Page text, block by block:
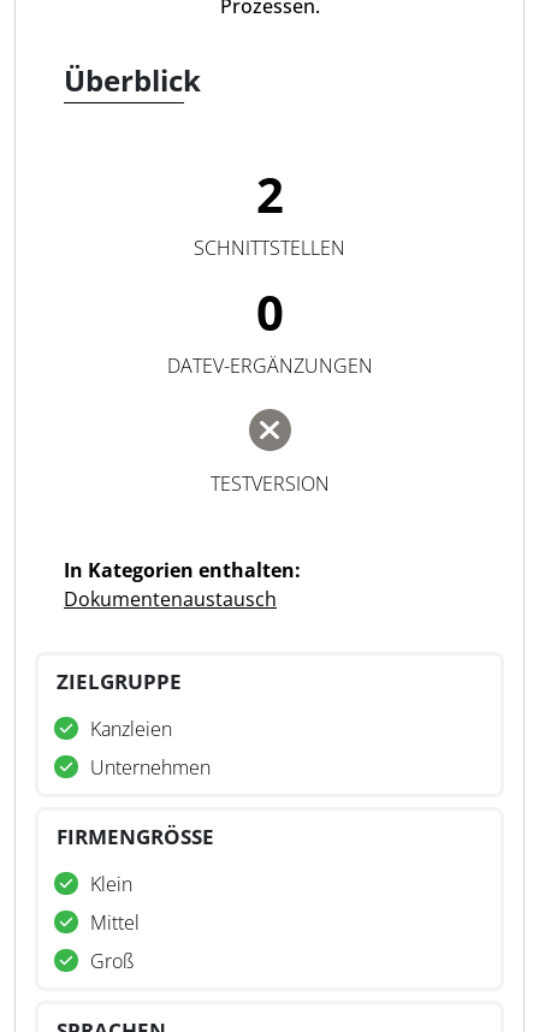
Prozessen.
Überblick
2
SCHNITTSTELLEN
0
DATEV-ERGÄNZUNGEN
TESTVERSION
In Kategorien enthalten:
Dokumentenaustausch
ZIELGRUPPE
Kanzleien
Unternehmen
FIRMENGRÖSSE
Klein
Mittel
Groß